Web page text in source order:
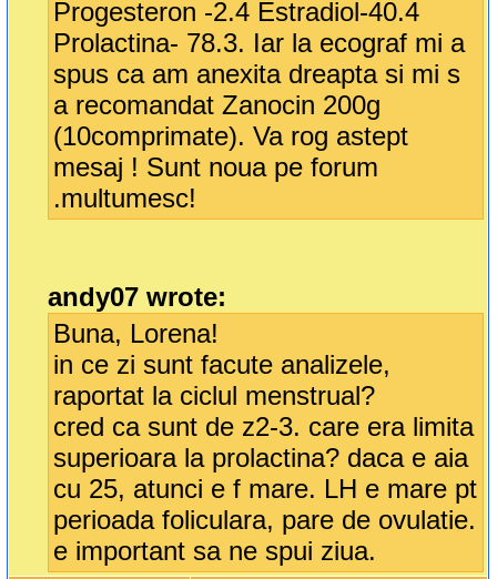
Progesteron -2.4 Estradiol-40.4
Prolactina- 78.3. Iar la ecograf mi a
spus ca am anexita dreapta si mi s
a recomandat Zanocin 200g
(10comprimate). Va rog astept
mesaj ! Sunt noua pe forum
.multumesc!
andy07 wrote:
Buna, Lorena!
in ce zi sunt facute analizele,
raportat la ciclul menstrual?
cred ca sunt de z2-3. care era limita
superioara la prolactina? daca e aia
cu 25, atunci e f mare. LH e mare pt
perioada foliculara, pare de ovulatie.
e important sa ne spui ziua.